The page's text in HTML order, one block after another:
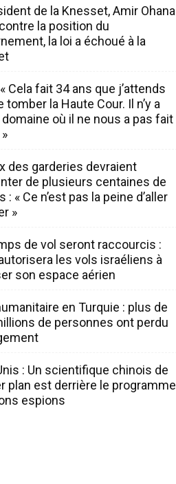
de la Knesset, Amir Ohana
la position du
la loi a échoué à la
Cela fait 34 ans que j’attends
tomber la Haute Cour. Il n’y a
où il ne nous a pas fait
des garderies devraient
de plusieurs centaines de
: « Ce n’est pas la peine d’aller
»
de vol seront raccourcis :
les vols israéliens à
son espace aérien
en Turquie : plus de
de personnes ont perdu
: Un scientifique chinois de
plan est derrière le programme
espions